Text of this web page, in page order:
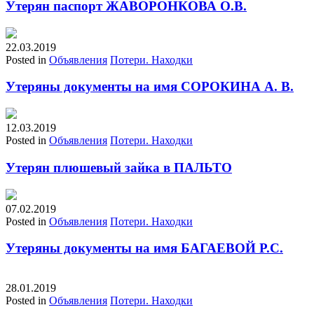
Утерян паспорт ЖАВОРОНКОВА О.В.
22.03.2019
Posted in Объявления Потери. Находки
Утеряны документы на имя СОРОКИНА А. В.
12.03.2019
Posted in Объявления Потери. Находки
Утерян плюшевый зайка в ПАЛЬТО
07.02.2019
Posted in Объявления Потери. Находки
Утеряны документы на имя БАГАЕВОЙ Р.С.
28.01.2019
Posted in Объявления Потери. Находки